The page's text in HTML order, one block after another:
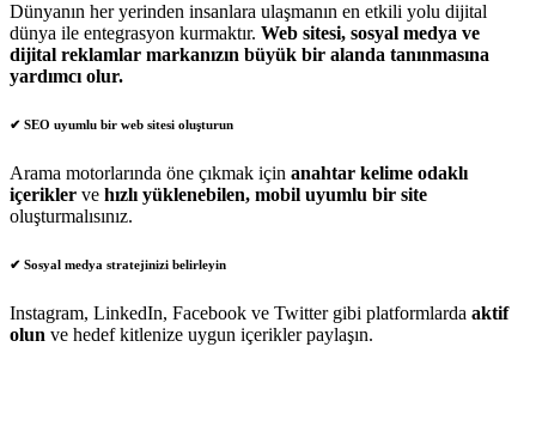
Dünyanın her yerinden insanlara ulaşmanın en etkili yolu dijital
dünya ile entegrasyon kurmaktır. Web sitesi, sosyal medya ve
dijital reklamlar markanızın büyük bir alanda tanınmasına
yardımcı olur.
✔ SEO uyumlu bir web sitesi oluşturun
Arama motorlarında öne çıkmak için anahtar kelime odaklı
içerikler ve hızlı yüklenebilen, mobil uyumlu bir site
oluşturmalısınız.
✔ Sosyal medya stratejinizi belirleyin
Instagram, LinkedIn, Facebook ve Twitter gibi platformlarda aktif
olun ve hedef kitlenize uygun içerikler paylaşın.